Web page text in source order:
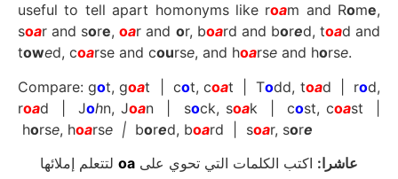
useful to tell apart homonyms like roam and Rome,
soar and sore,oar and or, board and bored, toad and
towed, coarse and course, and hoarse and horse.
Compare: got, goat | cot, coat | Todd, toad | rod,
road | John, Joan | sock, soak | cost, coast |
horse, hoarse | bored, board | soar, sore
عاشرا: اكتب الكلمات التي تحوي على oa لتتعلم إملائها